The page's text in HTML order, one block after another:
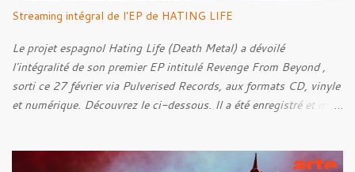
Streaming intégral de l'EP de HATING LIFE
Le projet espagnol Hating Life (Death Metal) a dévoilé
l'intégralité de son premier EP intitulé Revenge From Beyond ,
sorti ce 27 février via Pulverised Records, aux formats CD, vinyle
et numérique. Découvrez le ci-dessous. Il a été enregistré et mixé
Rebellion Against The Vile 05. Revenge From Beyond 06. The